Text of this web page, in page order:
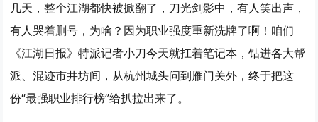
几天，整个江湖都快被掀翻了，刀光剑影中，有人笑出声，
有人哭着删号，为啥？因为职业强度重新洗牌了啊！咱们
《江湖日报》特派记者小刀今天就扛着笔记本，钻进各大帮
派、混迹市井坊间，从杭州城头问到雁门关外，终于把这
份“最强职业排行榜”给扒拉出来了。